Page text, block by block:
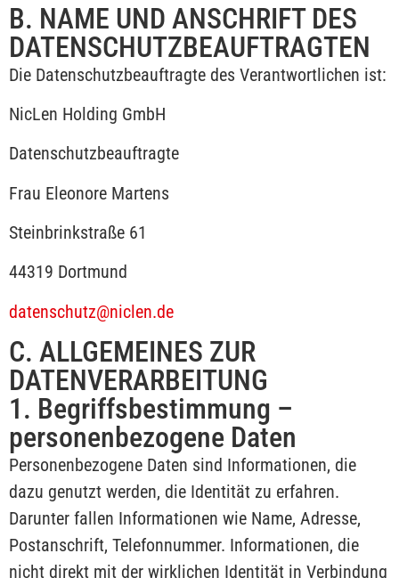
B. NAME UND ANSCHRIFT DES
DATENSCHUTZ­BEAUFTRAGTEN
Die Datenschutzbeauftragte des Verantwortlichen ist:
NicLen Holding GmbH
Datenschutzbeauftragte
Frau Eleonore Martens
Steinbrinkstraße 61
44319 Dortmund
datenschutz@niclen.de
C. ALLGEMEINES ZUR
DATENVERARBEITUNG
1. Begriffsbestimmung –
personenbezogene Daten
Personenbezogene Daten sind Informationen, die
dazu genutzt werden, die Identität zu erfahren.
Darunter fallen Informationen wie Name, Adresse,
Postanschrift, Telefonnummer. Informationen, die
nicht direkt mit der wirklichen Identität in Verbindung